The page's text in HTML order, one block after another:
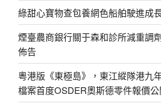
綠甜心寶物查包養網色船舶駛進成
煙臺農商銀行關于森和診所減重調
佈告
粵港版《東極島》，東江縱隊港九
檔案首度OSDER奧斯德零件報價公